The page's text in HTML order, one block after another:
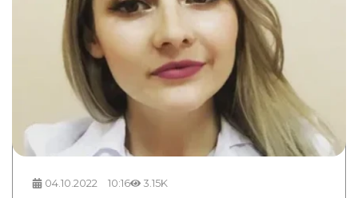
04.10.2022 10:16 3.15K